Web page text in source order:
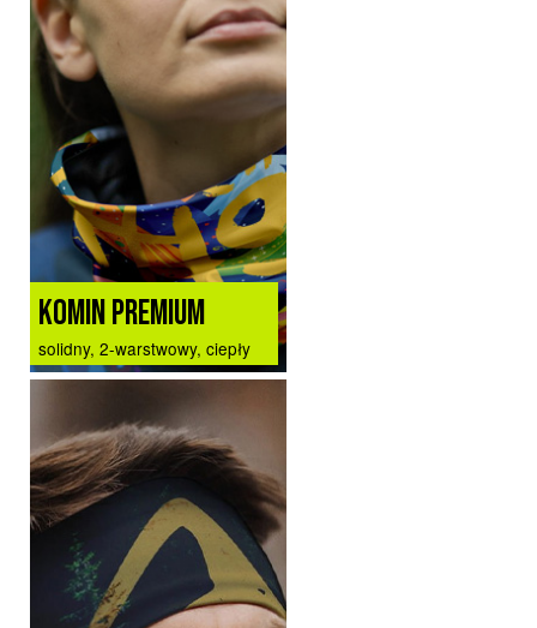
KOMIN PREMIUM
solidny, 2-warstwowy, ciepły